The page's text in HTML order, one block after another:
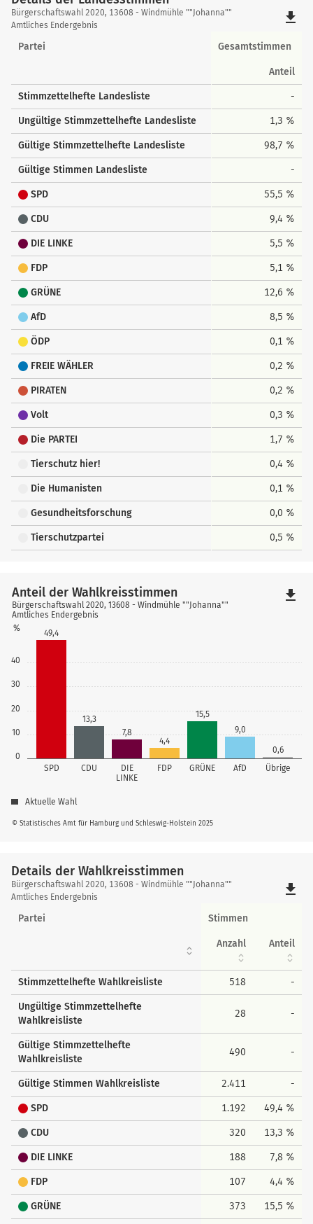
Details
der
Landesstimmen
Bürgerschaftswahl 2020, 13608 - Windmühle ""Johanna""
Amtliches Endergebnis
file_download
Partei Gesamtstimmen
Anteil
Stimmzettelhefte Landesliste -
Ungültige Stimmzettelhefte Landesliste 1,3 %
Gültige Stimmzettelhefte Landesliste 98,7 %
Gültige Stimmen Landesliste -
SPD 55,5 %
CDU 9,4 %
DIE LINKE 5,5 %
FDP 5,1 %
GRÜNE 12,6 %
AfD 8,5 %
ÖDP 0,1 %
FREIE WÄHLER 0,2 %
PIRATEN 0,2 %
Volt 0,3 %
Die PARTEI 1,7 %
Tierschutz hier! 0,4 %
Die Humanisten 0,1 %
Gesundheitsforschung 0,0 %
Tierschutzpartei 0,5 %
0
10
20
30
40
%
SPD CDU
DIE
LINKE
FDP GRÜNE AfD Übrige
49,4
13,3
7,8
4,4
15,5
9,0
0,6
© Statistisches Amt für Hamburg und Schleswig-Holstein 2025
Anteil der Wahlkreisstimmen
Bürgerschaftswahl 2020, 13608 - Windmühle ""Johanna""
Amtliches Endergebnis
Aktuelle Wahl
file_download
Details der Wahlkreisstimmen
Details
der
Wahlkreisstimmen
Bürgerschaftswahl 2020, 13608 - Windmühle ""Johanna""
Amtliches Endergebnis
file_download
Partei Stimmen
Anzahl Anteil
Stimmzettelhefte Wahlkreisliste 518 -
Ungültige Stimmzettelhefte
Wahlkreisliste
28 -
Gültige Stimmzettelhefte
Wahlkreisliste
490 -
Gültige Stimmen Wahlkreisliste 2.411 -
SPD 1.192 49,4 %
CDU 320 13,3 %
DIE LINKE 188 7,8 %
FDP 107 4,4 %
GRÜNE 373 15,5 %